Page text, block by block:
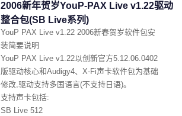
2006新年贺岁YouP-PAX Live v1.22驱动
整合包(SB Live系列)
YouP PAX Live v1.22 2006新春贺岁软件包安
装简要说明
YouP PAX Live v1.22以创新官方5.12.06.0402
版驱动核心和Audigy4、X-Fi声卡软件包为基础
修改,驱动支持多国语言(不支持日语)。
支持声卡包括:
SB Live 512